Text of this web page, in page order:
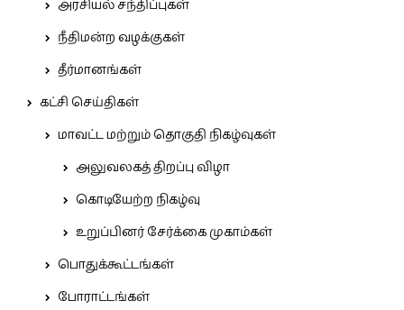
அரசியல் சந்திப்புகள்
நீதிமன்ற வழக்குகள்
தீர்மானங்கள்
கட்சி செய்திகள்
மாவட்ட மற்றும் தொகுதி நிகழ்வுகள்
அலுவலகத் திறப்பு விழா
கொடியேற்ற நிகழ்வு
உறுப்பினர் சேர்க்கை முகாம்கள்
பொதுக்கூட்டங்கள்
போராட்டங்கள்